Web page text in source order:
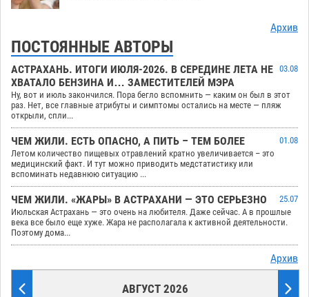
Архив
ПОСТОЯННЫЕ АВТОРЫ
АСТРАХАНЬ. ИТОГИ ИЮЛЯ-2026. В СЕРЕДИНЕ ЛЕТА НЕ
ХВАТАЛО БЕНЗИНА И… ЗАМЕСТИТЕЛЕЙ МЭРА
03.08
Ну, вот и июль закончился. Пора бегло вспомнить — каким он был в этот
раз. Нет, все главные атрибуты и симптомы остались на месте — пляж
открыли, спли...
ЧЕМ ЖИЛИ. ЕСТЬ ОПАСНО, А ПИТЬ – ТЕМ БОЛЕЕ
01.08
Летом количество пищевых отравлений кратно увеличивается – это
медицинский факт. И тут можно приводить медстатистику или
вспоминать недавнюю ситуацию ...
ЧЕМ ЖИЛИ. «ЖАРЫ» В АСТРАХАНИ — ЭТО СЕРЬЕЗНО
25.07
Июльская Астрахань — это очень на любителя. Даже сейчас. А в прошлые
века все было еще хуже. Жара не располагала к активной деятельности.
Поэтому дома...
Архив
АВГУСТ 2026